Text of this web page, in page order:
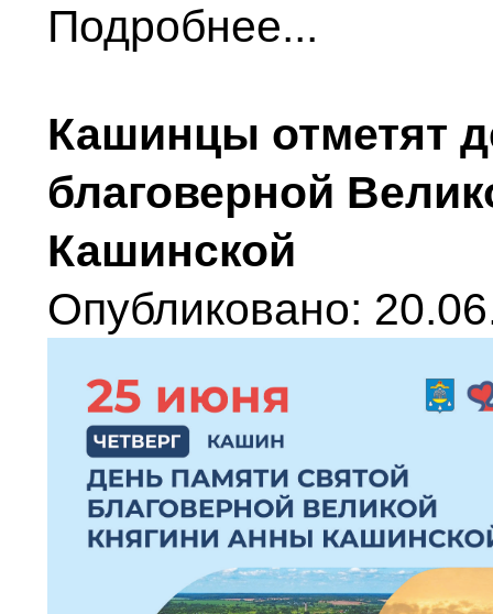
Подробнее...
Кашинцы отметят
благоверной
Кашинской
Опубликовано: